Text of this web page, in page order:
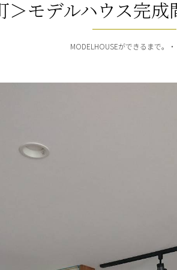
＞モデルハウス完
MODELHOUSEができるまで。